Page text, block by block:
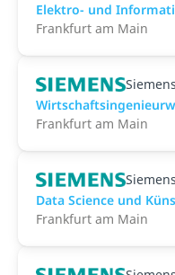
Elektro- und
Frankfurt am Main
Siemens
Frankfurt am Main
Siemens
Data Science und
Frankfurt am Main